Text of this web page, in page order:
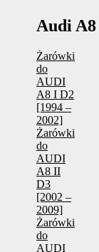
Audi A8
Żarówki
do
AUDI
A8 I D2
[1994 –
2002]
Żarówki
do
AUDI
A8 II
D3
[2002 –
2009]
Żarówki
do
AUDI